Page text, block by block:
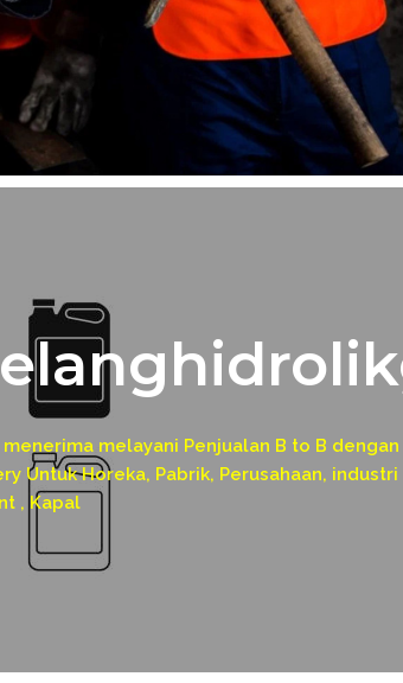
menerima melayani Penjualan B to B
Untuk Horeka, Pabrik, Perusahaan, industri
, Kapal